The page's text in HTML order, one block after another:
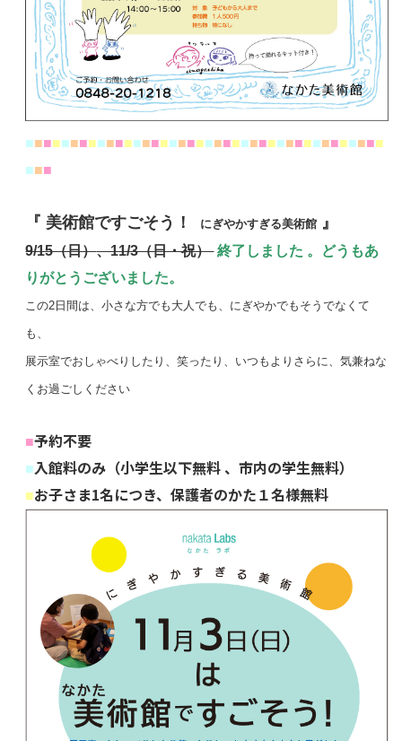
■■■■■■■■■■■■■■■■■■■■■■■■■■■■■■■■■■■■■■■■
■■■
『 美術館ですごそう！ にぎやかすぎる美術館 』
9/15（日）、11/3（日・祝）終了しました 。どうもあ
りがとうございました。
この2日間は、小さな方でも大人でも、 にぎやかでもそうでなくて
も、
展示室でおしゃべりしたり、笑ったり、 いつもよりさらに、気兼ねな
くお過ごしください
■予約不要
■入館料のみ（小学生以下無料 、市内の学生無料）
■お子さま1名につき、保護者のかた１名様無料